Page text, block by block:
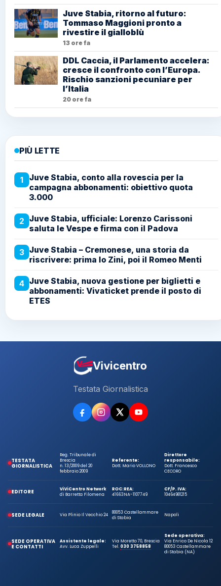
Juve Stabia, ritorno al futuro:
Tommaso Maggioni pronto a
rivestire il gialloblù
13 ore fa
DDL Caccia, il Parlamento accelera:
cresce il confronto con l’Europa.
Rischio sanzioni pecuniare per
l’Italia
20 ore fa
PIÙ LETTE
1
Juve Stabia, conto alla rovescia per la
campagna abbonamenti: obiettivo quota
3.000
2 Juve Stabia, ufficiale: Lorenzo Carissoni
saluta le Vespe e firma con il Padova
3 Juve Stabia – Cremonese, una storia da
riscrivere: prima lo Zini, poi il Romeo Menti
4 Juve Stabia, nuova gestione per biglietti e
abbonamenti: Vivaticket prende il posto di
ETES
Vivicentro
Testata Giornalistica
TESTATA
GIORNALISTICA
Reg. Tribunale di
Brescia
n. 13/2009 del 20
febbraio 2009
Referente:
Dott. Mario VOLLONO
Direttore
responsabile:
Dott. Francesco
CECORO
EDITORE
ViViCentro Network
di Barretta Filomena
ROC:
41663
REA:
NA-1107749
CF/P. IVA:
10464981215
SEDE LEGALE Via Plinio Il Vecchio 24
80053 Castellammare
di Stabia
Napoli
SEDE OPERATIVA
E CONTATTI
Assistente legale:
Avv. Luca Zuppelli
Via Moretto 70, Brescia
Tel.030 3758858
Sede operativa:
Via Enrico De Nicola 12
80053 Castellammare
di Stabia (NA)